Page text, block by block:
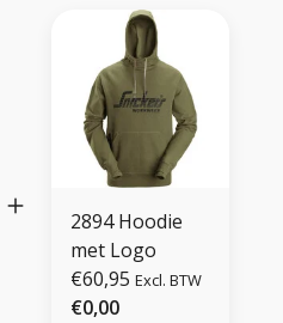
2894 Hoodie
met Logo
€60,95 Excl. BTW
€0,00